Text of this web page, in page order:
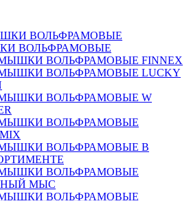
ВОЛЬФРАМОВЫЕ
ВОЛЬФРАМОВЫЕ FINNEX
ВОЛЬФРАМОВЫЕ LUCKY
ВОЛЬФРАМОВЫЕ W
ВОЛЬФРАМОВЫЕ
ВОЛЬФРАМОВЫЕ В
ВОЛЬФРАМОВЫЕ
МЫС
ВОЛЬФРАМОВЫЕ